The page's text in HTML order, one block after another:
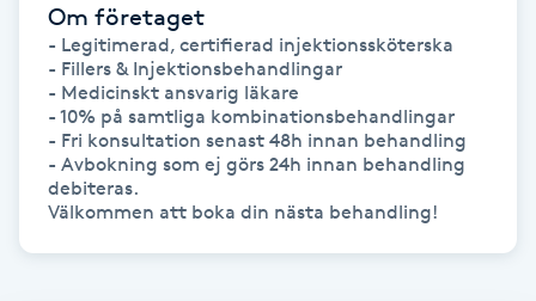
Hårvård
Hälsa
Hälsprickor
I
Om företaget
- Legitimerad, certifierad injektionssköterska
- Fillers & Injektionsbehandlingar
- Medicinskt ansvarig läkare
- 10% på samtliga kombinationsbehandlingar
- Fri konsultation senast 48h innan behandling
- Avbokning som ej görs 24h innan behandling
debiteras.
Välkommen att boka din nästa behandling!